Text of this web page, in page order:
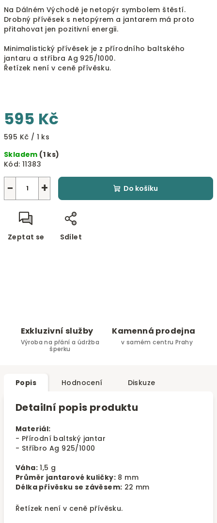
Na Dálném Východě je netopýr symbolem štěstí.
Drobný přívěsek s netopýrem a jantarem má proto
přitahovat jen pozitivní energii.
Minimalistický přívěsek je z přírodního baltského
jantaru a stříbra Ag 925/1000.
Řetízek není v ceně přívěsku.
595 Kč
Měrná
595 Kč / 1 ks
Skladem (1 ks)
Kód: 11383
+
− Do košíku
Zeptat se Sdílet
Exkluzivní služby
Výroba na přání a údržba
šperku
Kamenná prodejna
v samém centru Prahy
Popis Hodnocení Diskuze
Detailní popis produktu
Materiál:
- Přírodní baltský jantar
- Stříbro Ag 925/1000
Váha: 1,5 g
Průměr jantarové kuličky: 8 mm
Délka přívěsku se závěsem: 22 mm
Řetízek není v ceně přívěsku.